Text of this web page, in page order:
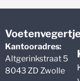
Kantooradres:
Altgerinkstraat 5
8043 ZD Zwolle